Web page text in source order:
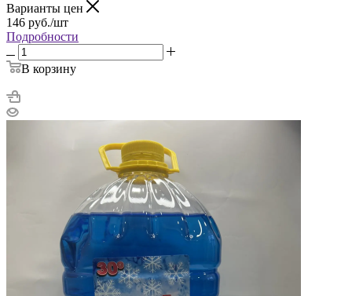
Варианты цен
146 руб./шт
Подробности
В корзину